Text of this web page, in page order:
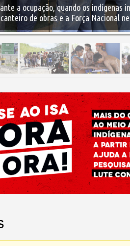
a ocupação, quando os indígenas
de obras e a Força Nacional